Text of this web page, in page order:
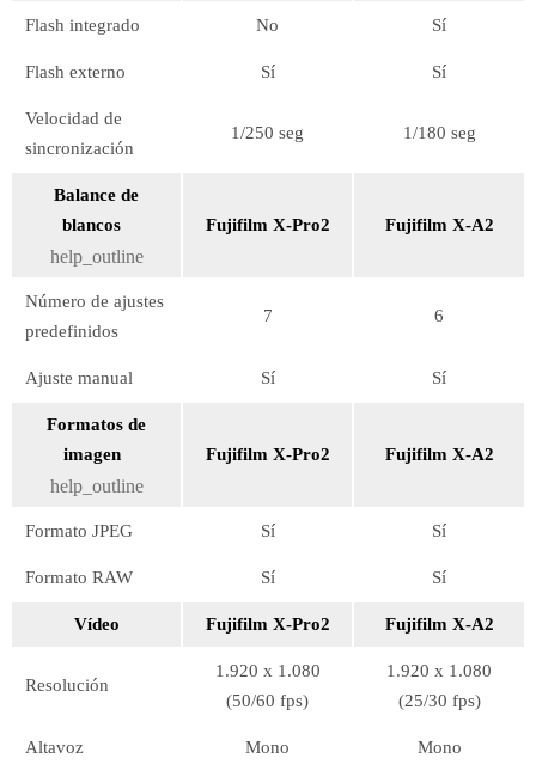
Flash integrado No Sí
Flash externo Sí Sí
Velocidad de
sincronización
1/250 seg 1/180 seg
Balance de
blancos
help_outline
Fujifilm X-Pro2 Fujifilm X-A2
Número de ajustes
predefinidos
7 6
Ajuste manual Sí Sí
Formatos de
imagen
help_outline
Fujifilm X-Pro2 Fujifilm X-A2
Formato JPEG Sí Sí
Formato RAW Sí Sí
Vídeo Fujifilm X-Pro2 Fujifilm X-A2
Resolución
1.920 x 1.080
(50/60 fps)
1.920 x 1.080
(25/30 fps)
Altavoz Mono Mono